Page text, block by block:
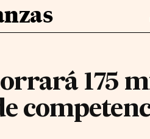
175